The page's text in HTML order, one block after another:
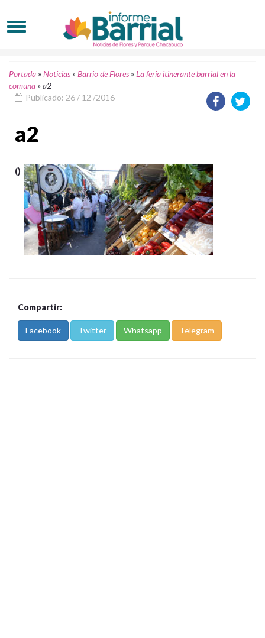
Portada »Noticias »Barrio de Flores »La feria itinerante barrial en la
comuna »a2
Publicado: 26 / 12 /2016
a2
()
Compartir:
Facebook Twitter Whatsapp Telegram